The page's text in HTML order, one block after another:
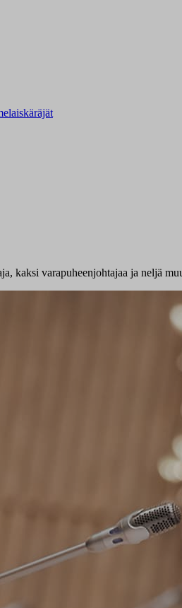
kaksi varapuheenjohtajaa ja neljä